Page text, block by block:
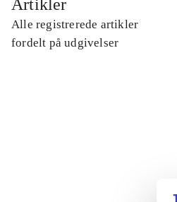
Artikler
Alle registrerede artikler
fordelt på udgivelser